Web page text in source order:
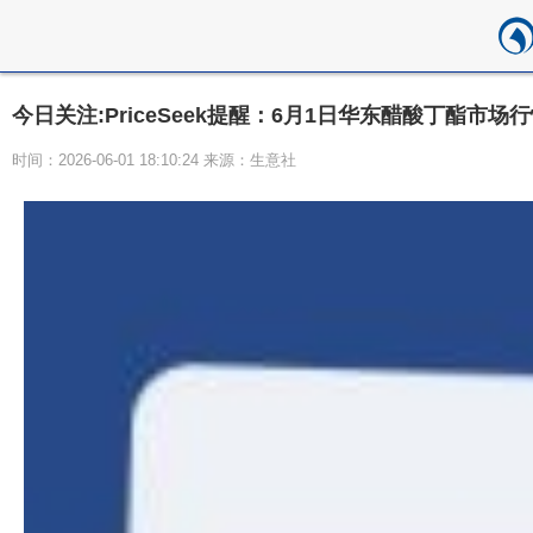
今日关注:PriceSeek提醒：6月1日华东醋酸丁酯市场
时间：2026-06-01 18:10:24 来源：生意社